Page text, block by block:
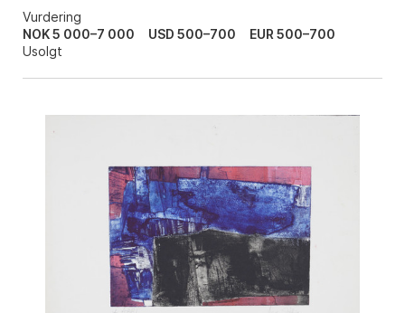
Vurdering
NOK 5 000–7 000
USD 500–700
EUR 500–700
Usolgt